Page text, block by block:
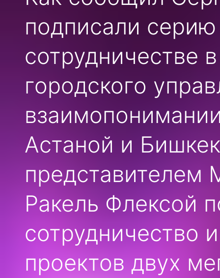
подписали
сотрудничестве
городского
Астаной и
Ракель Флексой
сотрудничество
проектов двух